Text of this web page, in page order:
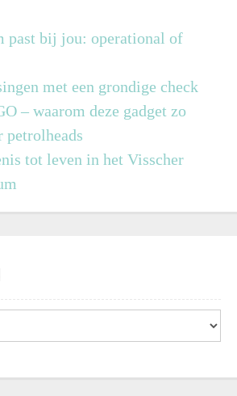
past bij jou: operational of
met een grondige check
– waarom deze gadget zo
petrolheads
tot leven in het Visscher